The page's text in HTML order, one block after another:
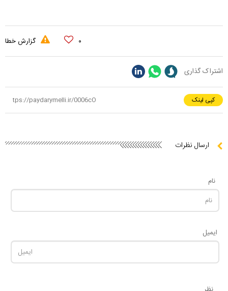
۰ گزارش خطا
اشتراک گذاری
کپی لینک
ارسال نظرات
نام
ایمیل